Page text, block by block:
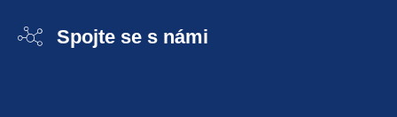
Spojte se s námi